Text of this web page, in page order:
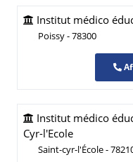
Institut médico
Poissy - 78300
Institut médico
Cyr-l'Ecole
Saint-cyr-l'École -